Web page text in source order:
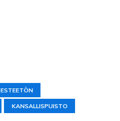
ESTEETÖN
KANSALLISPUISTO